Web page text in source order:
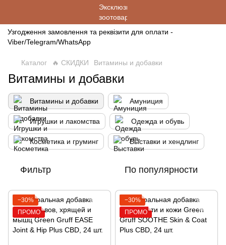
Узгодження замовлення та реквізити для оплати -
Viber/Telegram/WhatsApp
Каталог 🔥 СКИДКИ Витамины и добавки
Витамины и добавки
Витамины и добавки Амуниция
Игрушки и лакомства Одежда и обувь
Косметика и груминг Выставки и хендлинг
Фильтр По популярности
−30%
ПРОМО
−30%
ПРОМО